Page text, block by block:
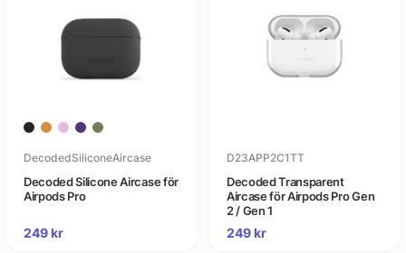
DecodedSiliconeAircase
Decoded Silicone Aircase för
Airpods Pro
249kr
D23APP2C1TT
Decoded Transparent
Aircase för Airpods Pro Gen
2 / Gen 1
249kr